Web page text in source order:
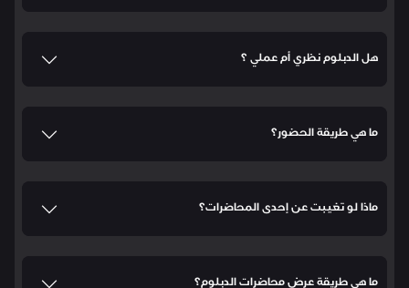
هل الدبلوم نظري أم عملي ؟
ما هي طريقة الحضور؟
ماذا لو تغيبت عن إحدى المحاضرات؟
ما هي طريقة عرض محاضرات الدبلوم؟